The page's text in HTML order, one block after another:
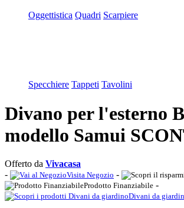
Oggettistica Quadri Scarpiere
Specchiere Tappeti Tavolini
Divano per l'esterno
modello Samui
Offerto da Vivacasa
-
Visita Negozio -
Prodotto Finanziabile -
Divani da